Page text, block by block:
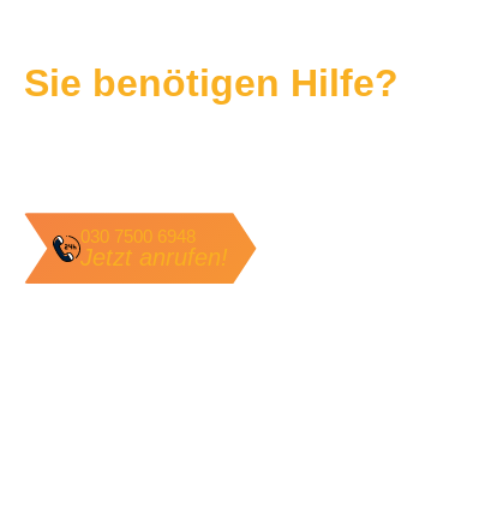
Sie benötigen Hilfe?
030 7500 6948
Jetzt anrufen!